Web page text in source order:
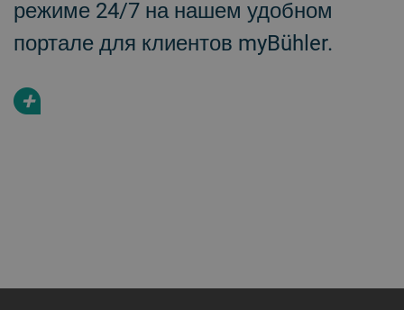
режиме 24/7 на нашем удобном
портале для клиентов myBühler.
+